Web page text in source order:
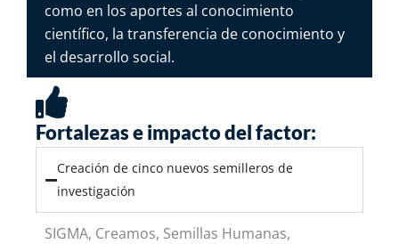
como en los aportes al conocimiento
científico, la transferencia de conocimiento y
el desarrollo social.
Fortalezas e impacto del factor:
Creación de cinco nuevos semilleros de
investigación
SIGMA, Creamos, Semillas Humanas,